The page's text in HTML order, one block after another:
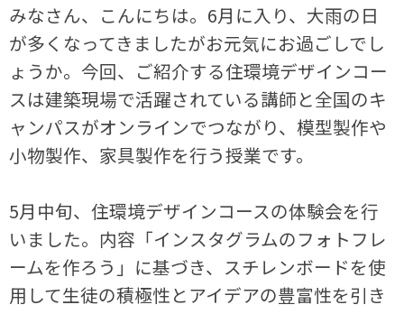
みなさん、こんにちは。6月に入り、大雨の日
が多くなってきましたがお元気にお過ごしでし
ょうか。今回、ご紹介する住環境デザインコー
スは建築現場で活躍されている講師と全国のキ
ャンパスがオンラインでつながり、模型製作や
小物製作、家具製作を行う授業です。
5月中旬、住環境デザインコースの体験会を行
いました。内容「インスタグラムのフォトフレ
ームを作ろう」に基づき、スチレンボードを使
用して生徒の積極性とアイデアの豊富性を引き